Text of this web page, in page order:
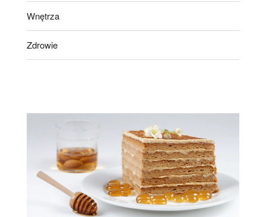
Wnętrza
Zdrowie